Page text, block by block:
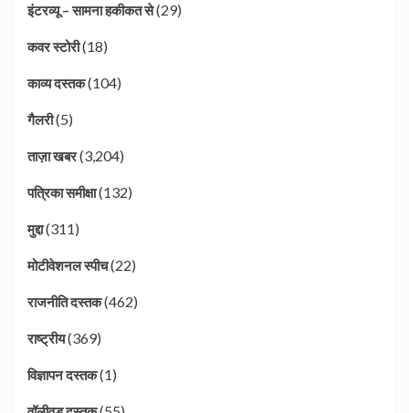
इंटरव्यू – सामना हकीकत से(29)
कवर स्टोरी(18)
काव्य दस्तक(104)
गैलरी(5)
ताज़ा खबर(3,204)
पत्रिका समीक्षा(132)
मुद्दा(311)
मोटीवेशनल स्पीच(22)
राजनीति दस्तक(462)
राष्ट्रीय(369)
विज्ञापन दस्तक(1)